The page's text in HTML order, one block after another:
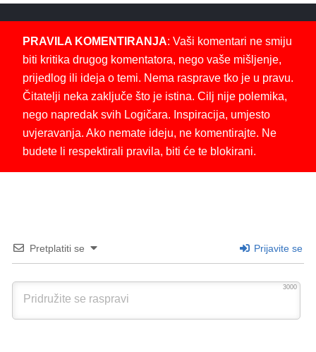
PRAVILA KOMENTIRANJA: Vaši komentari ne smiju
biti kritika drugog komentatora, nego vaše mišljenje,
prijedlog ili ideja o temi. Nema rasprave tko je u pravu.
Čitatelji neka zaključe što je istina. Cilj nije polemika,
nego napredak svih Logičara. Inspiracija, umjesto
uvjeravanja. Ako nemate ideju, ne komentirajte. Ne
budete li respektirali pravila, biti će te blokirani.
Pretplatiti se Prijavite se
3000